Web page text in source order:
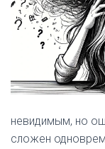
невидимым, но
сложен